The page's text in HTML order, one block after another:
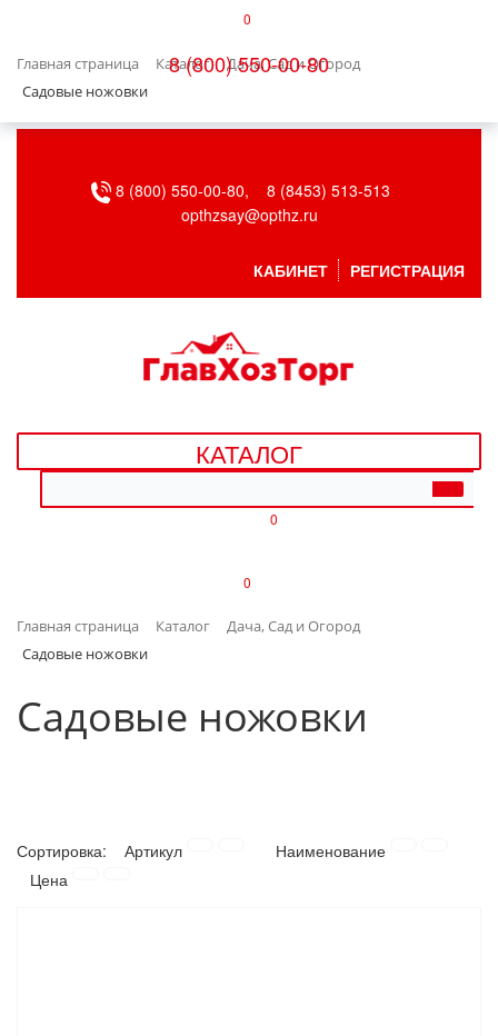
0
8 (800) 550-00-80
Главная страница Каталог
Дача, Сад и Огород
Садовые ножовки
БЫТОВАЯ ТЕХНИКА
ВЕНТИЛЯЦИЯ
ДАЧА, САД И ОГОРОД
ДЕТСКИЕ ТОВАРЫ
ИНТЕРЬЕР
ЛАКОКРАСОЧНЫЕ МАТЕРИАЛЫ
8 (800) 550-00-80,
8 (8453) 513-513
opthzsay@opthz.ru
КАБИНЕТ РЕГИСТРАЦИЯ
КАТАЛОГ
0
0
Главная страница Каталог
Дача, Сад и Огород
Садовые ножовки
Садовые ножовки
Сортировка: Артикул
Наименование
Цена